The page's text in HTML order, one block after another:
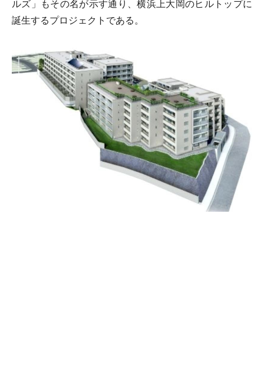
ルズ」もその名が示す通り、横浜上大岡のヒルトップに
誕生するプロジェクトである。